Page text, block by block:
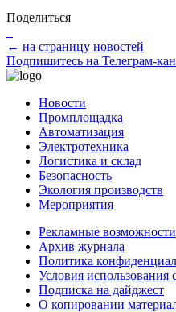
Поделиться
← на страницу новостей
Подпишитесь на Телеграм-
Новости
Промплощадка
Автоматизация
Электротехника
Логистика и склад
Безопасность
Экология производств
Мероприятия
Рекламные возможности
Архив журнала
Политика
Условия использования
Подписка на дайджест
О копировании